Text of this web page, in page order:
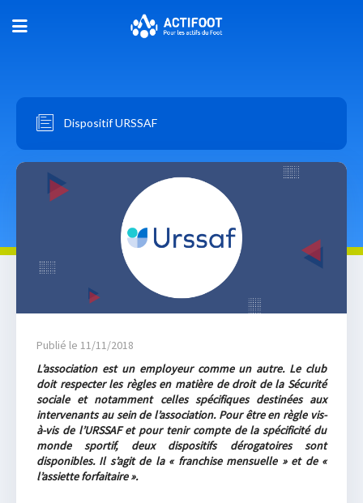
Dispositif URSSAF
Publié le 11/11/2018
L’association est un employeur comme un autre. Le club
doit respecter les règles en matière de droit de la Sécurité
sociale et notamment celles spécifiques destinées aux
intervenants au sein de l’association. Pour être en règle vis-
à-vis de l’URSSAF et pour tenir compte de la spécificité du
monde sportif, deux dispositifs dérogatoires sont
disponibles. Il s’agit de la « franchise mensuelle » et de «
l’assiette forfaitaire ».